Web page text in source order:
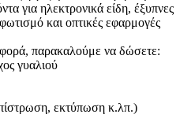
για ηλεκτρονικά είδη, έξυπνες
και οπτικές εφαρμογές
παρακαλούμε να δώσετε:
γυαλιού
εκτύπωση κ.λπ.)